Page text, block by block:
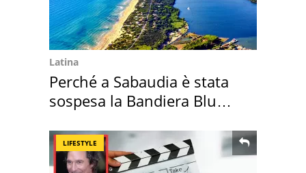
Latina
Perché a Sabaudia è stata
sospesa la Bandiera Blu
LIFESTYLE